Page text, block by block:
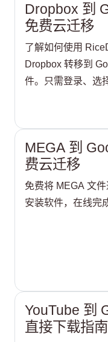
Dropbox 到
免费云迁移
了解如何使用
Dropbox 转移到
件。只需登录、选
MEGA 到
费云迁移
免费将 MEGA 文
安装软件，在线完
YouTube 到
直接下载指南